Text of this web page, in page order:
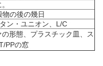
の後の幾日
ン・ユニオン、L/C
形態、プラスチック皿、ス
PPの窓